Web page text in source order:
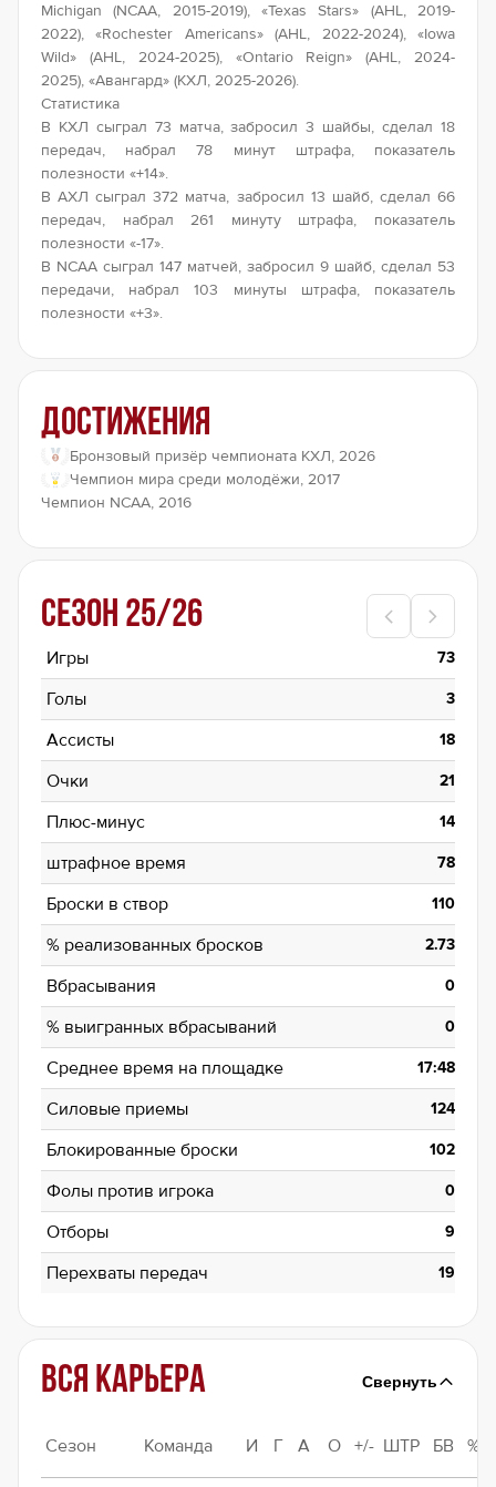
Michigan (NCAA, 2015-2019), «Texas Stars» (AHL, 2019-
2022), «Rochester Americans» (AHL, 2022-2024), «Iowa
Wild» (AHL, 2024-2025), «Ontario Reign» (AHL, 2024-
2025), «Авангард» (КХЛ, 2025-2026).
Статистика
В КХЛ сыграл 73 матча, забросил 3 шайбы, сделал 18
передач, набрал 78 минут штрафа, показатель
полезности «+14».
В АХЛ сыграл 372 матча, забросил 13 шайб, сделал 66
передач, набрал 261 минуту штрафа, показатель
полезности «-17».
В NCAA сыграл 147 матчей, забросил 9 шайб, сделал 53
передачи, набрал 103 минуты штрафа, показатель
полезности «+3».
Достижения
Бронзовый призёр чемпионата КХЛ, 2026
Чемпион мира среди молодёжи, 2017
Чемпион NCAA, 2016
Сезон 25/26
Игры 73
Голы 3
Ассисты 18
Очки 21
Плюс-минус 14
штрафное время 78
Броски в створ 110
% реализованных бросков 2.73
Вбрасывания 0
% выигранных вбрасываний 0
Среднее время на площадке 17:48
Силовые приемы 124
Блокированные броски 102
Фолы против игрока 0
Отборы 9
Перехваты передач 19
Вся карьера Свернуть
Сезон Команда И Г А О +/- ШТР БВ